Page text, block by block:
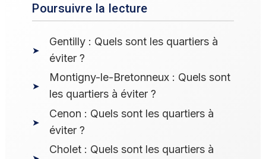
Poursuivre la lecture
Gentilly : Quels sont les quartiers à
éviter ?
Montigny-le-Bretonneux : Quels sont
les quartiers à éviter ?
Cenon : Quels sont les quartiers à
éviter ?
Cholet : Quels sont les quartiers à